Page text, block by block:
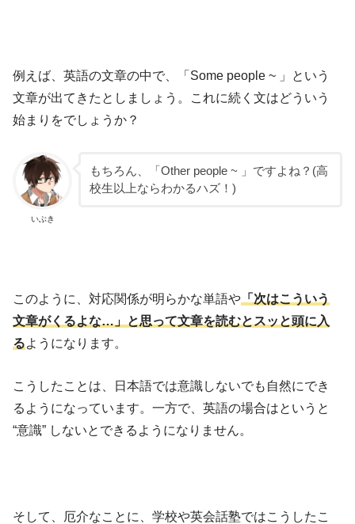
例えば、英語の文章の中で、「Some people ~ 」という
文章が出てきたとしましょう。これに続く文はどういう
始まりをでしょうか？
いぶき
もちろん、「Other people ~ 」ですよね？(高
校生以上ならわかるハズ！)
このように、対応関係が明らかな単語や 「次はこういう
文章がくるよな…」と思って文章を読むとスッと頭に入
るようになります。
こうしたことは、日本語では意識しないでも自然にでき
るようになっています。一方で、英語の場合はというと
“意識” しないとできるようになりません。
そして、厄介なことに、学校や英会話塾ではこうしたこ